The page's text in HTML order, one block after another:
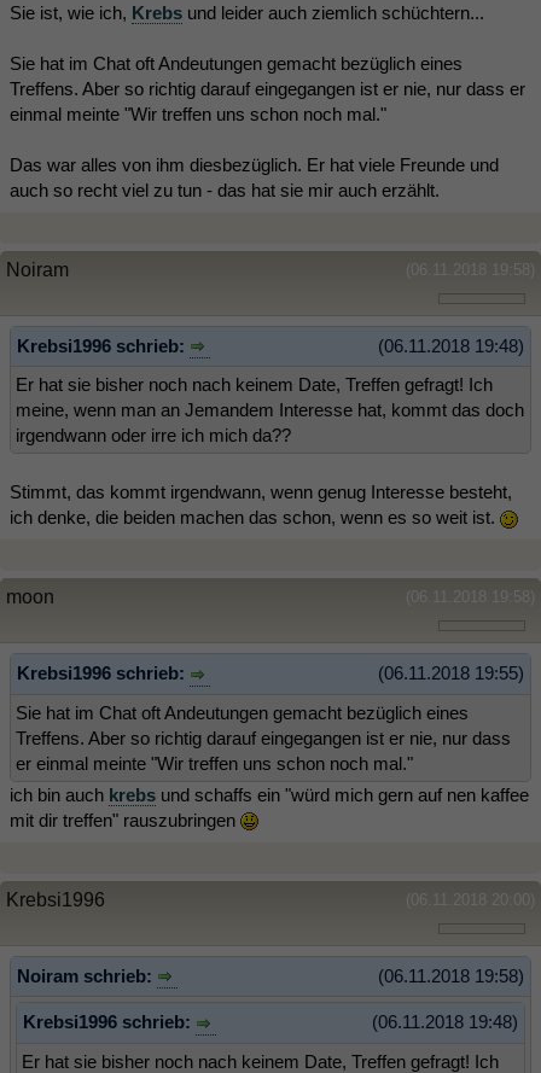
Sie ist, wie ich, Krebs und leider auch ziemlich schüchtern...
Sie hat im Chat oft Andeutungen gemacht bezüglich eines
Treffens. Aber so richtig darauf eingegangen ist er nie, nur dass er
einmal meinte "Wir treffen uns schon noch mal."
Das war alles von ihm diesbezüglich. Er hat viele Freunde und
auch so recht viel zu tun - das hat sie mir auch erzählt.
(06.11.2018 19:58)
Noiram
(06.11.2018 19:48)
Krebsi1996 schrieb:
Er hat sie bisher noch nach keinem Date, Treffen gefragt! Ich
meine, wenn man an Jemandem Interesse hat, kommt das doch
irgendwann oder irre ich mich da??
Stimmt, das kommt irgendwann, wenn genug Interesse besteht,
ich denke, die beiden machen das schon, wenn es so weit ist.
(06.11.2018 19:58)
moon
(06.11.2018 19:55)
Krebsi1996 schrieb:
Sie hat im Chat oft Andeutungen gemacht bezüglich eines
Treffens. Aber so richtig darauf eingegangen ist er nie, nur dass
er einmal meinte "Wir treffen uns schon noch mal."
ich bin auch krebs und schaffs ein "würd mich gern auf nen kaffee
mit dir treffen" rauszubringen
(06.11.2018 20:00)
Krebsi1996
(06.11.2018 19:58)
Noiram schrieb:
(06.11.2018 19:48)
Krebsi1996 schrieb:
Er hat sie bisher noch nach keinem Date, Treffen gefragt! Ich